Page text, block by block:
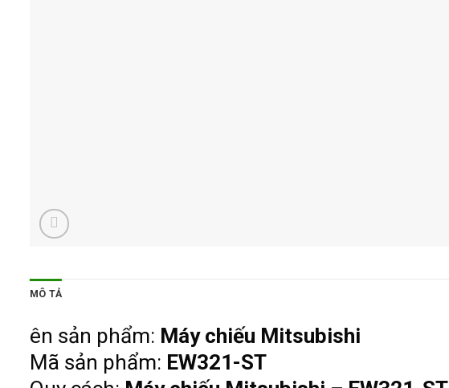
MÔ TẢ
ên sản phẩm: Máy chiếu Mitsubishi
Mã sản phẩm: EW321-ST